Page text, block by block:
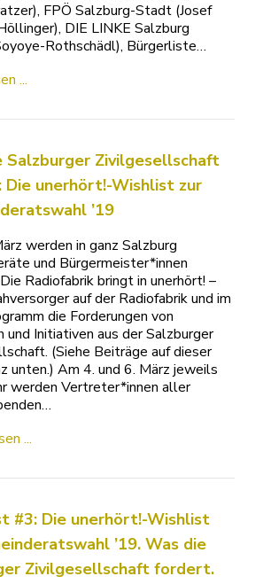
FPÖ Salzburg-Stadt (Josef
DIE LINKE Salzburg
Rothschädl), Bürgerliste…
...
Salzburger Zivilgesellschaft
unerhört!-Wishlist zur
’19
werden in ganz Salzburg
und Bürgermeister*innen
Radiofabrik bringt in unerhört! –
auf der Radiofabrik und im
die Forderungen von
und Initiativen aus der Salzburger
(Siehe Beiträge auf dieser
unten.) Am 4. und 6. März jeweils
werden Vertreter*innen aller
...
#3: Die unerhört!-Wishlist
’19. Was die
Zivilgesellschaft fordert.